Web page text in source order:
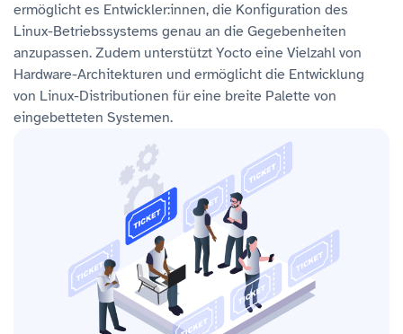
ermöglicht es Entwickler:innen, die Konfiguration des
Linux-Betriebssystems genau an die Gegebenheiten
anzupassen. Zudem unterstützt Yocto eine Vielzahl von
Hardware-Architekturen und ermöglicht die Entwicklung
von Linux-Distributionen für eine breite Palette von
eingebetteten Systemen.